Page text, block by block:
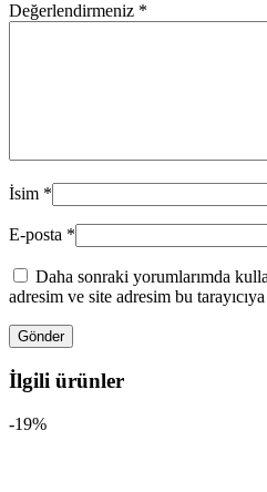
Değerlendirmeniz *
İsim *
E-posta *
Daha sonraki yorumlarımda
adresim ve site adresim bu
İlgili ürünler
-19%